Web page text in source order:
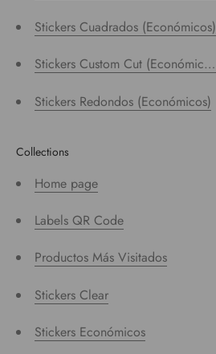
Stickers Cuadrados (Económicos)
Stickers Custom Cut (Económicos)
Stickers Redondos (Económicos)
Collections
Home page
Labels QR Code
Productos Más Visitados
Stickers Clear
Stickers Económicos